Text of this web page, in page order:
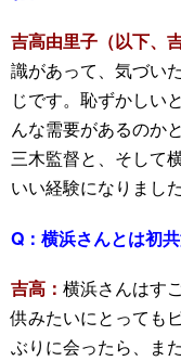
吉高由里子（以下、
識があって、気づい
じです。恥ずかしい
んな需要があるのか
三木監督と、そして
いい経験になりました
Q： 横浜さんとは初共
吉高： 横浜さんはす
供みたいにとっても
ぶりに会ったら、ま